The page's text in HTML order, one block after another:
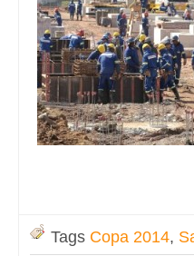
Tags Copa 2014,